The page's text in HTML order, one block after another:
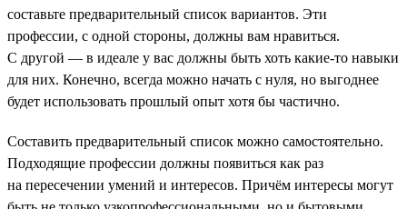
составьте предварительный список вариантов. Эти
профессии, с одной стороны, должны вам нравиться.
С другой — в идеале у вас должны быть хоть какие-то навыки
для них. Конечно, всегда можно начать с нуля, но выгоднее
будет использовать прошлый опыт хотя бы частично.
Составить предварительный список можно самостоятельно.
Подходящие профессии должны появиться как раз
на пересечении умений и интересов. Причём интересы могут